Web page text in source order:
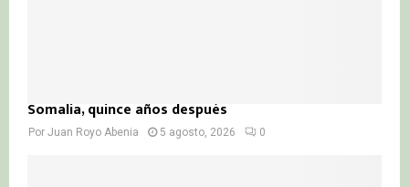
Somalia, quince años después
Por Juan Royo Abenia 5 agosto, 2026 0